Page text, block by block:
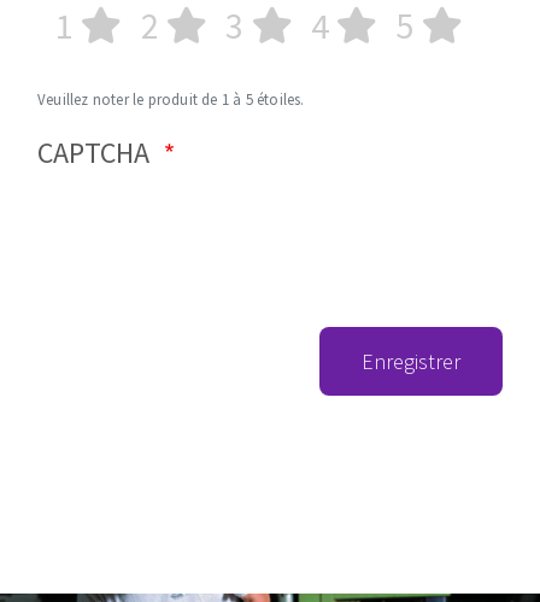
1 2 3 4 5
Veuillez noter le produit de 1 à 5 étoiles.
CAPTCHA
Enregistrer